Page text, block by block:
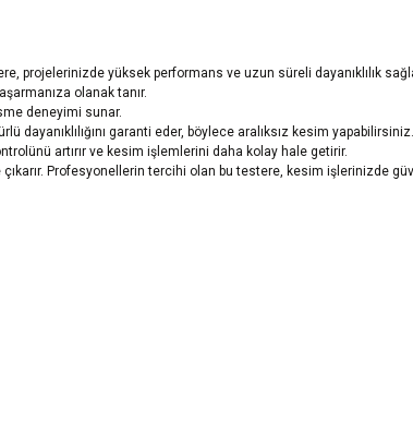
projelerinizde yüksek performans ve uzun süreli dayanıklılık
olanak tanır.
deneyimi sunar.
garanti eder, böylece aralıksız kesim yapabilirsiniz.
artırır ve kesim işlemlerini daha kolay hale getirir.
Profesyonellerin tercihi olan bu testere, kesim işlerinizde